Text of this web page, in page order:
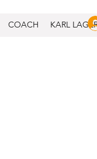
COACH KARL